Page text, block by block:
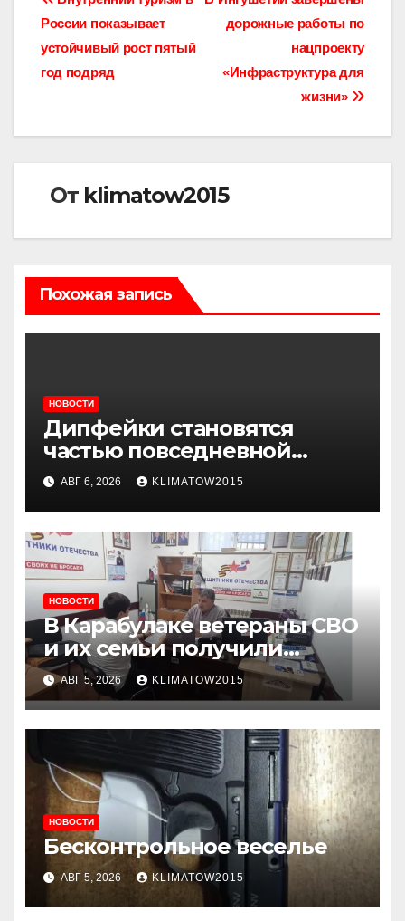
по
записям
дорожные работы по
нацпроекту
«Инфраструктура для
жизни»
России показывает
устойчивый рост пятый
год подряд
От klimatow2015
Похожая запись
НОВОСТИ
Дипфейки становятся
частью повседневной
жизни: почему жителям
Ингушетии важно быть
внимательнее
АВГ 6, 2026 KLIMATOW2015
НОВОСТИ
В Карабулаке ветераны СВО
и их семьи получили
консультации в ходе
приема граждан
АВГ 5, 2026 KLIMATOW2015
НОВОСТИ
Бесконтрольное веселье
АВГ 5, 2026 KLIMATOW2015